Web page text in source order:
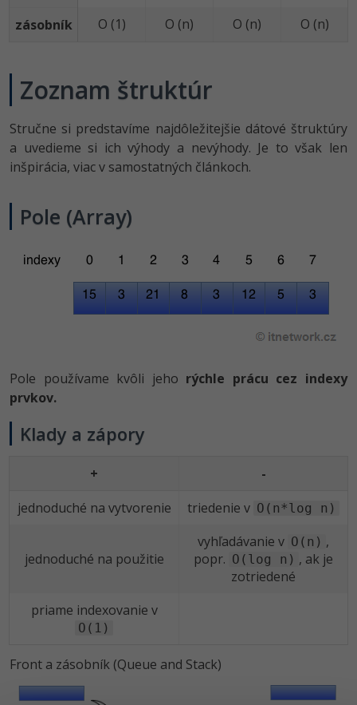
zásobník O (1) O (n) O (n) O (n)
Zoznam štruktúr
Stručne si predstavíme najdôležitejšie dátové štruktúry
a uvedieme si ich výhody a nevýhody. Je to však len
inšpirácia, viac v samostatných článkoch.
Pole (Array)
Pole používame kvôli jeho rýchle prácu cez indexy
prvkov.
Klady a zápory
+
-
jednoduché na vytvorenie
triedenie v O(n*log n)
jednoduché na použitie
vyhľadávanie v O(n) ,
popr. O(log n) , ak je
zotriedené
priame indexovanie v
O(1)
Front a zásobník (Queue and Stack)